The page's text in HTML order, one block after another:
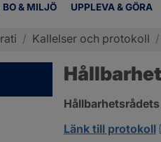
BO & MILJÖ UPPLEVA & GÖRA
/ Kallelser och protokoll /
Länk till protokoll